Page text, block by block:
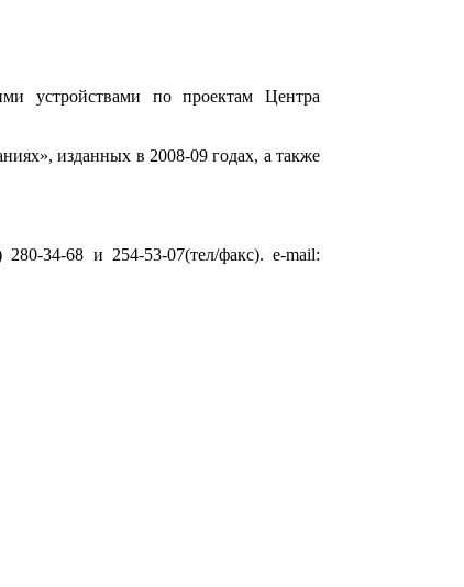
устройствами по проектам Центра
изданных в 2008-09 годах, а также
34-68 и 254-53-07(тел/факс). e-mail: